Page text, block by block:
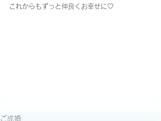
これからもずっと仲良くお幸せに♡
ご成婚